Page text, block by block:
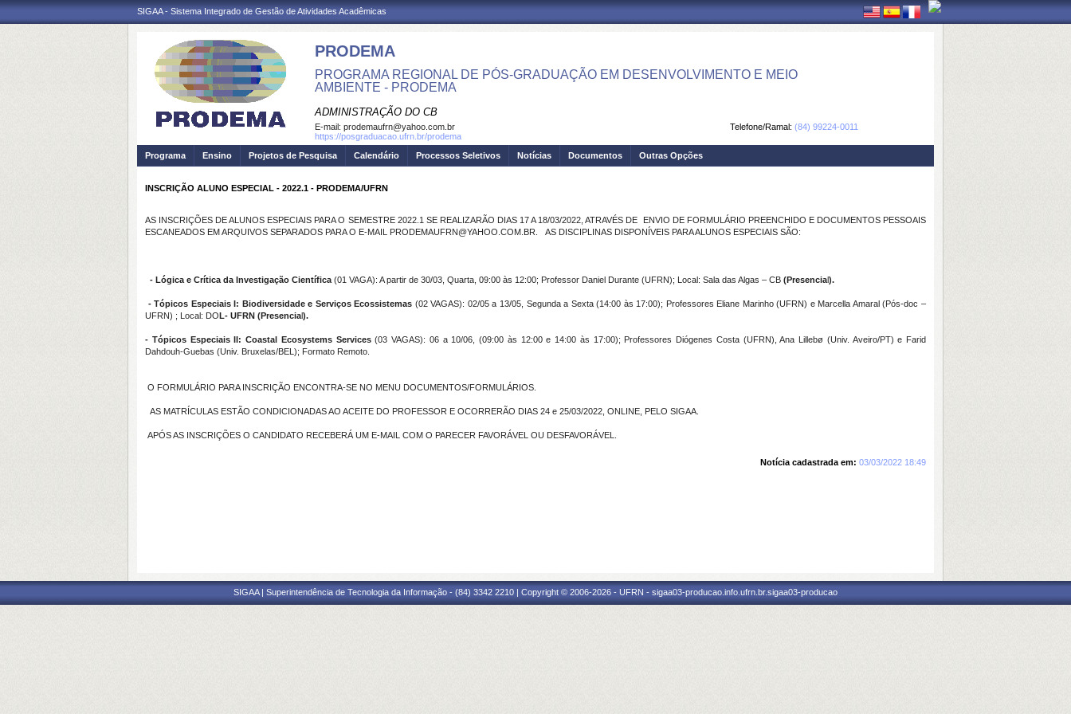
SIGAA - Sistema Integrado de Gestão de Atividades Acadêmicas
PRODEMA
PROGRAMA REGIONAL DE PÓS-GRADUAÇÃO EM DESENVOLVIMENTO E MEIO
AMBIENTE - PRODEMA
ADMINISTRAÇÃO DO CB
Telefone/Ramal: (84) 99224-0011
E-mail: prodemaufrn@yahoo.com.br
https://posgraduacao.ufrn.br/prodema
Programa
Ensino Projetos de Pesquisa Calendário Processos Seletivos Notícias Documentos Outras Opções
INSCRIÇÃO ALUNO ESPECIAL - 2022.1 - PRODEMA/UFRN
AS INSCRIÇÕES DE ALUNOS ESPECIAIS PARA O SEMESTRE 2022.1 SE REALIZARÃO DIAS 17 A 18/03/2022, ATRAVÉS DE ENVIO DE FORMULÁRIO PREENCHIDO E DOCUMENTOS PESSOAIS
ESCANEADOS EM ARQUIVOS SEPARADOS PARA O E-MAIL PRODEMAUFRN@YAHOO.COM.BR. AS DISCIPLINAS DISPONÍVEIS PARA ALUNOS ESPECIAIS SÃO:
- Lógica e Crítica da Investigação Científica (01 VAGA): A partir de 30/03, Quarta, 09:00 às 12:00; Professor Daniel Durante (UFRN); Local: Sala das Algas – CB (Presencial).
- Tópicos Especiais I: Biodiversidade e Serviços Ecossistemas (02 VAGAS): 02/05 a 13/05, Segunda a Sexta (14:00 às 17:00); Professores Eliane Marinho (UFRN) e Marcella Amaral (Pós-doc –
UFRN) ; Local: DOL- UFRN (Presencial).
- Tópicos Especiais II: Coastal Ecosystems Services(03 VAGAS): 06 a 10/06, (09:00 às 12:00 e 14:00 às 17:00); Professores Diógenes Costa (UFRN), Ana Lillebø (Univ. Aveiro/PT) e Farid
Dahdouh-Guebas (Univ. Bruxelas/BEL); Formato Remoto.
O FORMULÁRIO PARA INSCRIÇÃO ENCONTRA-SE NO MENU DOCUMENTOS/FORMULÁRIOS.
AS MATRÍCULAS ESTÃO CONDICIONADAS AO ACEITE DO PROFESSOR E OCORRERÃO DIAS 24 e 25/03/2022, ONLINE, PELO SIGAA.
APÓS AS INSCRIÇÕES O CANDIDATO RECEBERÁ UM E-MAIL COM O PARECER FAVORÁVEL OU DESFAVORÁVEL.
Notícia cadastrada em: 03/03/2022 18:49
SIGAA | Superintendência de Tecnologia da Informação - (84) 3342 2210 | Copyright © 2006-2026 - UFRN - sigaa03-producao.info.ufrn.br.sigaa03-producao